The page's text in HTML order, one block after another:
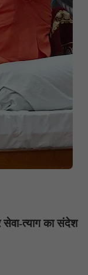
सेवा-त्याग का संदेश